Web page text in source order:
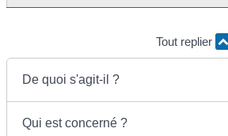
Tout replier
De quoi s'agit-il ?
Qui est concerné ?